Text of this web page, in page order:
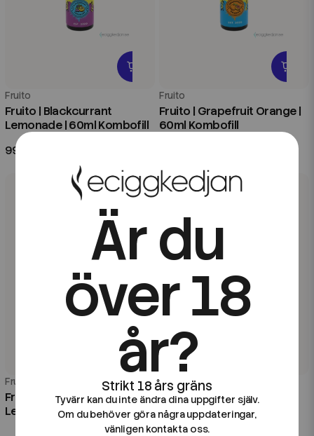
Fruito
Fruito | Blackcurrant
Lemonade | 60ml Kombofill
99 kr
Fruito
Fruito | Grapefruit Orange |
60ml Kombofill
Fruito
Fruito | Blackcurrant
Lemonade | 100ml Shortfill
Fruito
Fruito | Honeydew
Blackcurrant | 60ml
Kombofill
Är du
över 18
år?
Tyvärr kan du inte ändra dina uppgifter själv.
Om du behöver göra några uppdateringar,
vänligen kontakta oss.